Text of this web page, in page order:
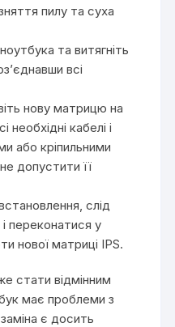
пилу та суха
та витягніть
всі
нову матрицю на
необхідні кабелі і
або кріпильними
допустити її
слід
переконатися у
нової матриці IPS.
стати відмінним
має проблеми з
є досить